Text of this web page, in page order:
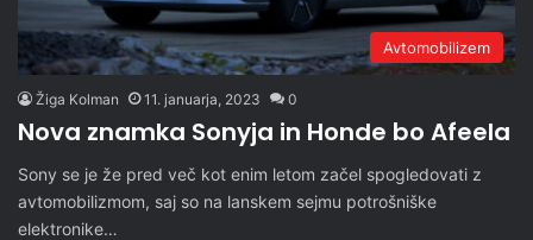
Avtomobilizem
Žiga Kolman 11. januarja, 2023 0
Nova znamka Sonyja in Honde bo Afeela
Sony se je že pred več kot enim letom začel spogledovati z
avtomobilizmom, saj so na lanskem sejmu potrošniške
elektronike…